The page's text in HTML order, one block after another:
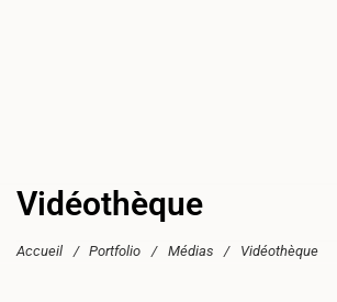
Vidéothèque
Accueil / Portfolio / Médias / Vidéothèque